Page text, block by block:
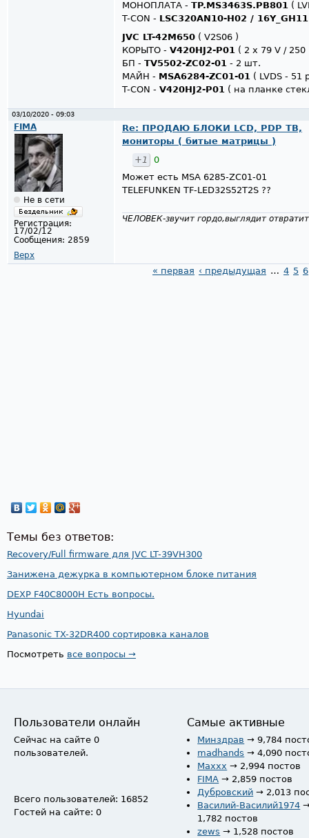
МОНОПЛАТА - TP.MS3463S.PB801 (
T-CON - LSC320AN10-H02 /
JVC LT-42M650 ( V2S06 )
КОРЫТО - V420HJ2-P01 ( 2 x 79 V / 250
БП - TV5502-ZC02-01 - 2 шт.
МАЙН - MSA6284-ZC01-01 ( LVDS - 51
T-CON - V420HJ2-P01 ( на планке
03/10/2020 - 09:03
FIMA
Не в сети
Регистрация:
17/02/12
Сообщения: 2859
Верх
Re: ПРОДАЮ БЛОКИ LCD, PDP ТВ,
мониторы ( битые матрицы )
+1
0
Может есть MSA 6285-ZC01-01
TELEFUNKEN TF-LED32S52T2S ??
ЧЕЛОВЕК-звучит гордо,выглядит
« первая ‹ предыдущая … 4 5 6
Темы без ответов:
Recovery/Full firmware для JVC LT-39VH300
Занижена дежурка в компьютерном блоке питания
DEXP F40C8000H Есть вопросы.
Hyundai
Panasonic TX-32DR400 сортировка каналов
Посмотреть все вопросы →
Пользователи онлайн
Сейчас на сайте 0
пользователей.
Всего пользователей: 16852
Гостей на сайте: 0
Самые активные
Минздрав → 9,784
madhands → 4,090
Maxxx → 2,994 постов
FIMA → 2,859 постов
Дубровский → 2,013
Василий-Василий1974
1,782 постов
zews → 1,528 постов